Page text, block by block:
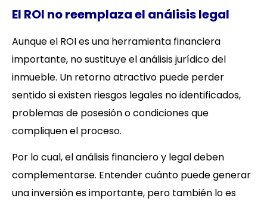
El ROI no reemplaza el análisis legal
Aunque el ROI es una herramienta financiera
importante, no sustituye el análisis jurídico del
inmueble. Un retorno atractivo puede perder
sentido si existen riesgos legales no identificados,
problemas de posesión o condiciones que
compliquen el proceso.
Por lo cual, el análisis financiero y legal deben
complementarse. Entender cuánto puede generar
una inversión es importante, pero también lo es